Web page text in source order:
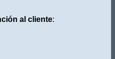
al cliente: